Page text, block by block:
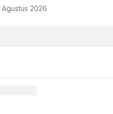
Agustus 2026